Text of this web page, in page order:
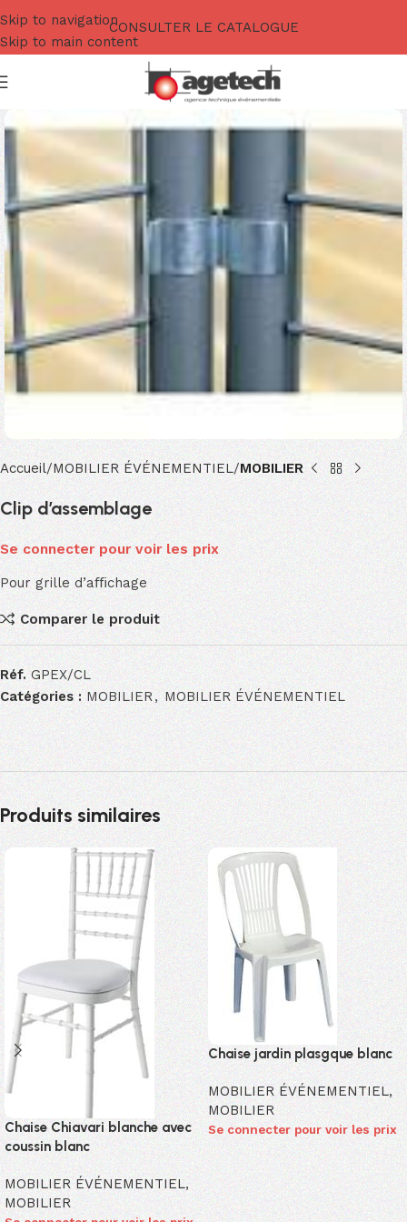
Skip to navigation
Skip to main content
CONSULTER LE CATALOGUE
Accueil MOBILIER ÉVÉNEMENTIEL MOBILIER
Clip d’assemblage
Se connecter pour voir les prix
Pour grille d’aﬃchage
Comparer le produit
Réf.GPEX/CL
Catégories : MOBILIER, MOBILIER ÉVÉNEMENTIEL
Produits similaires
Chaise Chiavari blanche avec
coussin blanc
MOBILIER ÉVÉNEMENTIEL,
MOBILIER
Chaise jardin plasgque blanc
MOBILIER ÉVÉNEMENTIEL,
MOBILIER
Se connecter pour voir les prix